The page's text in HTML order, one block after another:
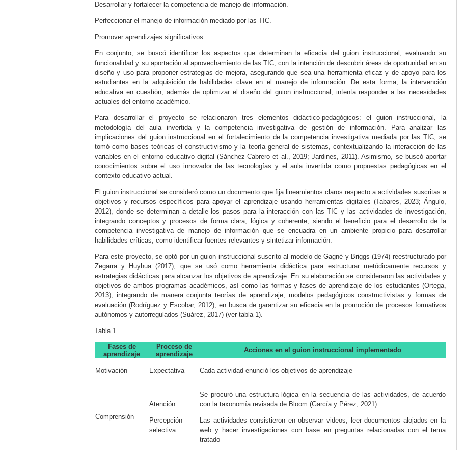
Desarrollar y fortalecer la competencia de manejo de información.
Perfeccionar el manejo de información mediado por las TIC.
Promover aprendizajes significativos.
En conjunto, se buscó identificar los aspectos que determinan la eficacia del guion instruccional, evaluando su
funcionalidad y su aportación al aprovechamiento de las TIC, con la intención de descubrir áreas de oportunidad en su
diseño y uso para proponer estrategias de mejora, asegurando que sea una herramienta eficaz y de apoyo para los
estudiantes en la adquisición de habilidades clave en el manejo de información. De esta forma, la intervención
educativa en cuestión, además de optimizar el diseño del guion instruccional, intenta responder a las necesidades
actuales del entorno académico.
Para desarrollar el proyecto se relacionaron tres elementos didáctico-pedagógicos: el guion instruccional, la
metodología del aula invertida y la competencia investigativa de gestión de información. Para analizar las
implicaciones del guion instruccional en el fortalecimiento de la competencia investigativa mediada por las TIC, se
tomó como bases teóricas el constructivismo y la teoría general de sistemas, contextualizando la interacción de las
variables en el entorno educativo digital (Sánchez-Cabreroet al ., 2019;Jardines, 2011). Asimismo, se buscó aportar
conocimientos sobre el uso innovador de las tecnologías y el aula invertida como propuestas pedagógicas en el
contexto educativo actual.
El guion instruccional se consideró como un documento que fija lineamientos claros respecto a actividades suscritas a
objetivos y recursos específicos para apoyar el aprendizaje usando herramientas digitales (Tabares, 2023;Ángulo,
2012), donde se determinan a detalle los pasos para la interacción con las TIC y las actividades de investigación,
integrando conceptos y procesos de forma clara, lógica y coherente, siendo el beneficio para el desarrollo de la
competencia investigativa de manejo de información que se encuadra en un ambiente propicio para desarrollar
habilidades críticas, como identificar fuentes relevantes y sintetizar información.
Para este proyecto, se optó por un guion instruccional suscrito al modelo de Gagné y Briggs (1974) reestructurado por
Zegarra y Huyhua (2017), que se usó como herramienta didáctica para estructurar metódicamente recursos y
estrategias didácticas para alcanzar los objetivos de aprendizaje. En su elaboración se consideraron las actividades y
objetivos de ambos programas académicos, así como las formas y fases de aprendizaje de los estudiantes (Ortega,
2013), integrando de manera conjunta teorías de aprendizaje, modelos pedagógicos constructivistas y formas de
evaluación (Rodríguez y Escobar, 2012), en busca de garantizar su eficacia en la promoción de procesos formativos
autónomos y autorregulados (Suárez, 2017) (ver tabla 1).
Tabla 1
Fases de
aprendizaje
Proceso de
aprendizaje
Acciones en el guion instruccional implementado
Motivación Expectativa Cada actividad enunció los objetivos de aprendizaje
Comprensión
Atención
Percepción
selectiva
Se procuró una estructura lógica en la secuencia de las actividades, de acuerdo
con la taxonomía revisada de Bloom (García y Pérez, 2021).
Las actividades consistieron en observar videos, leer documentos alojados en la
web y hacer investigaciones con base en preguntas relacionadas con el tema
tratado